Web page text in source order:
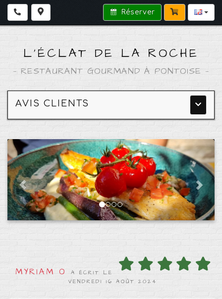
Réserver
L'ÉCLAT DE LA ROCHE
— RESTAURANT GOURMAND À PONTOISE —
Menu
AVIS CLIENTS
MYRIAM O
A ÉCRIT LE
VENDREDI 16 AOÛT 2024